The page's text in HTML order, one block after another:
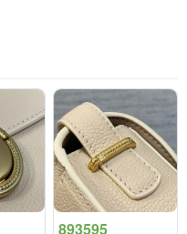
893595